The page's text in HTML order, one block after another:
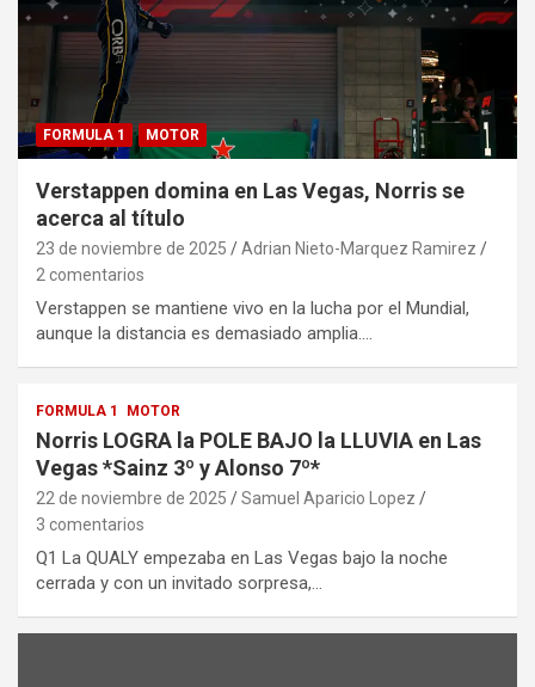
FORMULA 1 MOTOR
Verstappen domina en Las Vegas, Norris se
acerca al título
23 de noviembre de 2025
Adrian Nieto-Marquez Ramirez
2 comentarios
Verstappen se mantiene vivo en la lucha por el Mundial,
aunque la distancia es demasiado amplia.…
FORMULA 1 MOTOR
Norris LOGRA la POLE BAJO la LLUVIA en Las
Vegas *Sainz 3º y Alonso 7º*
22 de noviembre de 2025
Samuel Aparicio Lopez
3 comentarios
Q1 La QUALY empezaba en Las Vegas bajo la noche
cerrada y con un invitado sorpresa,…